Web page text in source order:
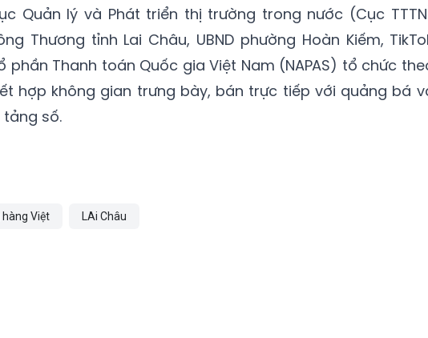
Quản lý và Phát triển thị trường trong nước (Cục
Thương tỉnh Lai Châu, UBND phường Hoàn Kiếm,
phần Thanh toán Quốc gia Việt Nam (NAPAS) tổ chức
hợp không gian trưng bày, bán trực tiếp với quảng bá
số.
Việt LAi Châu